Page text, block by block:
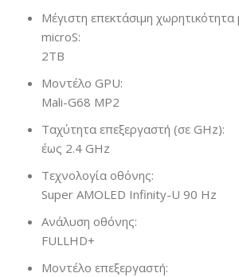
Μέγιστη επεκτάσιμη
microS:
2TB
Μοντέλο GPU:
Mali-G68 MP2
Ταχύτητα επεξεργαστή (σε GHz):
έως 2.4 GHz
Τεχνολογία οθόνης:
Super AMOLED Infinity-U 90 Hz
Ανάλυση οθόνης:
FULLHD+
Μοντέλο επεξεργαστή: